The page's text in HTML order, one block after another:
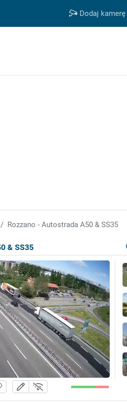
Dodaj kamerę
Rozzano - Autostrada A50 & SS35
& SS35